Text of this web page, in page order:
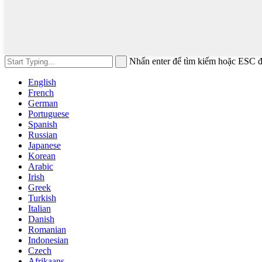
Nhấn enter để tìm kiếm hoặc ESC
English
French
German
Portuguese
Spanish
Russian
Japanese
Korean
Arabic
Irish
Greek
Turkish
Italian
Danish
Romanian
Indonesian
Czech